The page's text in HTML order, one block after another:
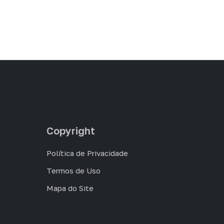
Copyright
Política de Privacidade
Termos de Uso
Mapa do Site